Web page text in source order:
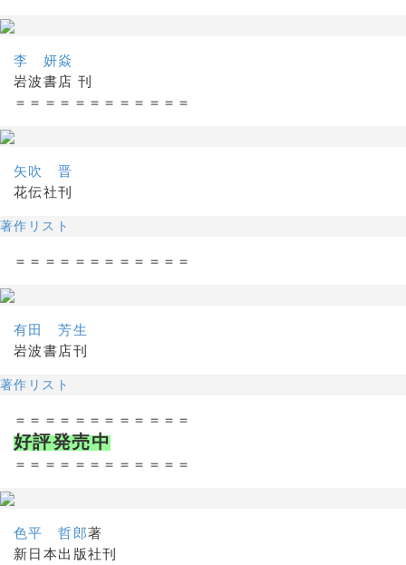
李 妍焱
岩波書店 刊
＝＝＝＝＝＝＝＝＝＝＝＝
矢吹 晋
花伝社刊
著作リスト
＝＝＝＝＝＝＝＝＝＝＝＝
有田 芳生
岩波書店刊
著作リスト
＝＝＝＝＝＝＝＝＝＝＝＝
好評発売中
＝＝＝＝＝＝＝＝＝＝＝＝
色平 哲郎著
新日本出版社刊